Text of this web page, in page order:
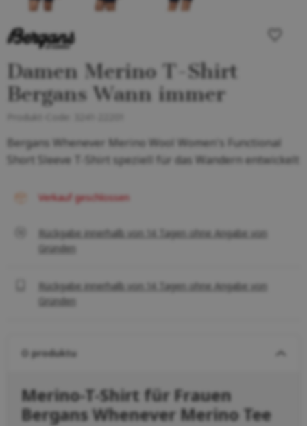
Damen Merino T-Shirt
Bergans Wann immer
Bergans Whenever Merino Wool Women's Functional
Short Sleeve T-Shirt speziell für das Wandern entwickelt
Verkauf geschlossen
Rückgabe innerhalb von 14 Tagen ohne Angabe von
Gründen
Rückgabe innerhalb von 14 Tagen ohne Angabe von
Gründen
O produktu
Merino-T-Shirt für Frauen
Bergans Whenever Merino Tee